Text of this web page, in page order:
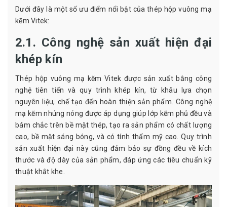
Dưới đây là một số ưu điểm nổi bật của thép hộp vuông mạ
kẽm Vitek:
2.1. Công nghệ sản xuất hiện đại
khép kín
Thép hộp vuông mạ kẽm Vitek được sản xuất bằng công
nghệ tiên tiến và quy trình khép kín, từ khâu lựa chọn
nguyên liệu, chế tạo đến hoàn thiện sản phẩm. Công nghệ
mạ kẽm nhúng nóng được áp dụng giúp lớp kẽm phủ đều và
bám chắc trên bề mặt thép, tạo ra sản phẩm có chất lượng
cao, bề mặt sáng bóng, và có tính thẩm mỹ cao. Quy trình
sản xuất hiện đại này cũng đảm bảo sự đồng đều về kích
thước và độ dày của sản phẩm, đáp ứng các tiêu chuẩn kỹ
thuật khắt khe.